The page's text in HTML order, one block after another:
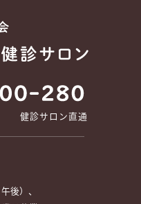
健診サロン直通
後）、